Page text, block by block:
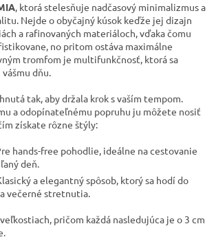
, ktorá stelesňuje nadčasový minimalizmus a
Nejde o obyčajný kúsok keďže jej dizajn
a rafinovaných materiáloch, vďaka čomu
no pritom ostáva maximálne
tromfom je multifunkčnosť, ktorá sa
dňu.
tak, aby držala krok s vaším tempom.
a odopínateľnému popruhu ju môžete nosiť
získate rôzne štýly:
hands-free pohodlie, ideálne na cestovanie
deň.
a elegantný spôsob, ktorý sa hodí do
večerné stretnutia.
pričom každá nasledujúca je o 3 cm